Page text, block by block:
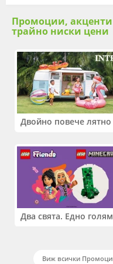
Промоции,
трайно ниски цени
Виж всички